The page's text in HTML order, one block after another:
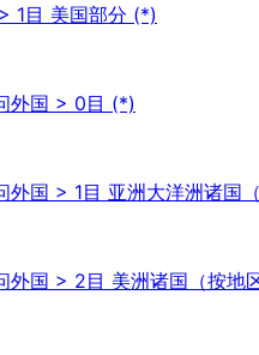
1目 美国部分 (*)
外国 > 0目 (*)
国 > 1目 亚洲大洋洲诸国
外国 > 2目 美洲诸国（按地